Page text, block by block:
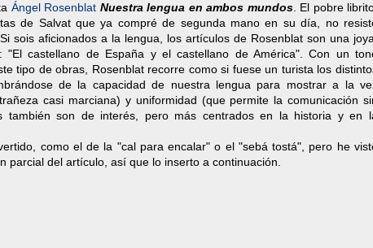
Ángel Rosenblat Nuestra lengua en ambos mundos. El pobre
de Salvat que ya compré de segunda mano en su día, no
sois aficionados a la lengua, los artículos de Rosenblat son una joya,
castellano de España y el castellano de América". Con un
tipo de obras, Rosenblat recorre como si fuese un turista los
de la capacidad de nuestra lengua para mostrar a la
casi marciana) y uniformidad (que permite la comunicación
también son de interés, pero más centrados en la historia y en
como el de la "cal para encalar" o el "sebá tostá", pero he
parcial del artículo, así que lo inserto a continuación.